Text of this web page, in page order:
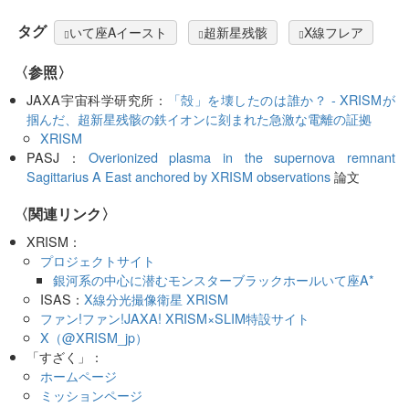
タグ いて座Aイースト 超新星残骸 X線フレア
〈参照〉
JAXA宇宙科学研究所：
「殻」を壊したのは誰か？ - XRISMが
掴んだ、超新星残骸の鉄イオンに刻まれた急激な電離の証拠
XRISM
PASJ： Overionized plasma in the supernova remnant
Sagittarius A East anchored by XRISM observations論文
〈関連リンク〉
XRISM：
プロジェクトサイト
銀河系の中心に潜むモンスターブラックホールいて座A*
ISAS： X線分光撮像衛星 XRISM
ファン!ファン!JAXA! XRISM×SLIM特設サイト
X（@XRISM_jp）
「すざく」：
ホームページ
ミッションページ